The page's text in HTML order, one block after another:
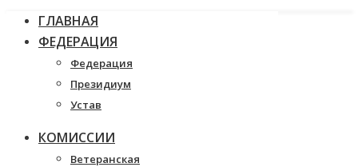
ГЛАВНАЯ
ФЕДЕРАЦИЯ
Федерация
Президиум
Устав
КОМИССИИ
Ветеранская